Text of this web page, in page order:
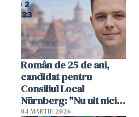
Român de 25 de ani,
candidat pentru
Consiliul Local
Nürnberg: "Nu uit nicio
clipă rădăcinile și limba
04 MARTIE 2026